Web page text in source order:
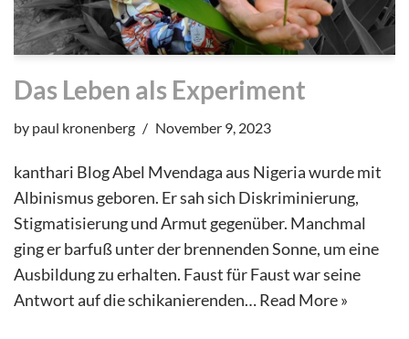
Das Leben als Experiment
by paul kronenberg November 9, 2023
kanthari Blog Abel Mvendaga aus Nigeria wurde mit
Albinismus geboren. Er sah sich Diskriminierung,
Stigmatisierung und Armut gegenüber. Manchmal
ging er barfuß unter der brennenden Sonne, um eine
Ausbildung zu erhalten. Faust für Faust war seine
Antwort auf die schikanierenden…Read More »